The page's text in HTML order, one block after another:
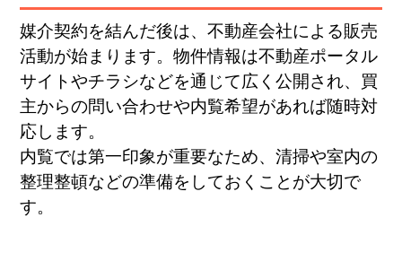
媒介契約を結んだ後は、不動産会社による販売
活動が始まります。物件情報は不動産ポータル
サイトやチラシなどを通じて広く公開され、買
主からの問い合わせや内覧希望があれば随時対
応します。
内覧では第一印象が重要なため、清掃や室内の
整理整頓などの準備をしておくことが大切で
す。